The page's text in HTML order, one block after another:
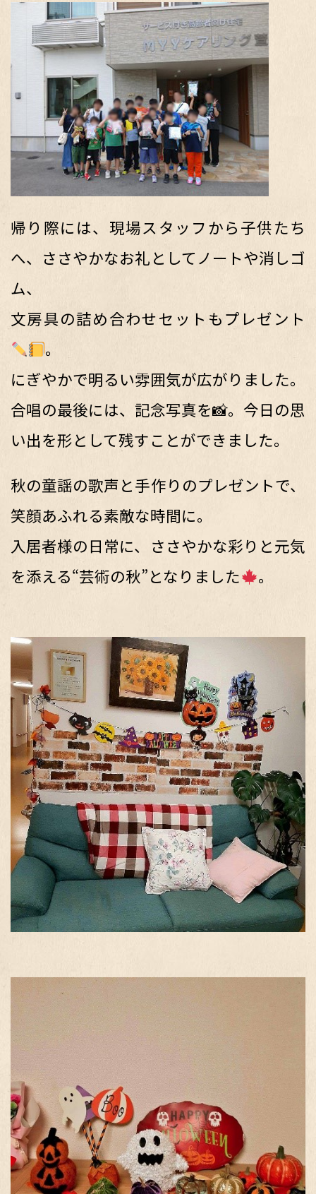
帰り際には、現場スタッフから子供たち
へ、ささやかなお礼としてノートや消しゴ
ム、
文房具の詰め合わせセットもプレゼント
。
にぎやかで明るい雰囲気が広がりました。
合唱の最後には、記念写真を📸。今日の思
い出を形として残すことができました。
秋の童謡の歌声と手作りのプレゼントで、
笑顔あふれる素敵な時間に。
入居者様の日常に、ささやかな彩りと元気
を添える“芸術の秋”となりました
。